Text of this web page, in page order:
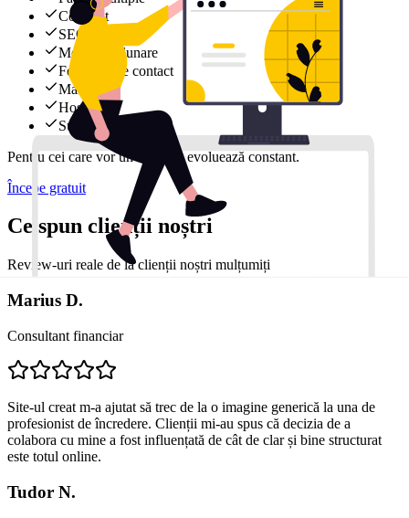
Conținut
SEO
Modificări lunare
Formular de contact
Mail
Hosting
Support rapid
Pentru cei care vor un site care evoluează constant.
Începe gratuit
Ce spun clienții noștri
Review-uri reale de la clienții noștri mulțumiți
Marius D.
Consultant financiar
Site-ul creat m-a ajutat să trec de la o imagine generică la una de
profesionist de încredere. Clienții mi-au spus că decizia de a
colabora cu mine a fost influențată de cât de clar și bine structurat
este totul online.
Tudor N.